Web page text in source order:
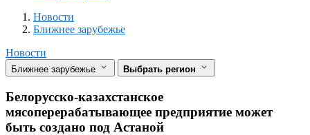
Новости
Разделы
Новости
Ближнее зарубежье
Новости
Ближнее зарубежье Выбрать регион
Белорусско-казахстанское
мясоперерабатывающее предприятие может
быть создано под Астаной